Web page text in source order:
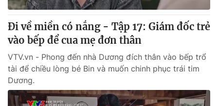
Đi về miền có nắng - Tập 17: Giám đốc trẻ
vào bếp để cua mẹ đơn thân
VTV.vn - Phong đến nhà Dương đích thân vào bếp trổ
tài để chiều lòng bé Bin và muốn chinh phục trái tim
Dương.